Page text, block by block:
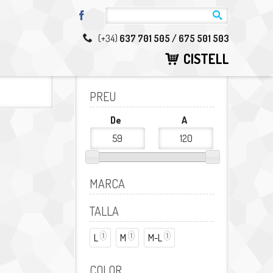
(+34) 637 701 505 / 675 501 503
CISTELL
PREU
De A
MARCA
TALLA
L 1 Aplicar el filtre L
M 1 Aplicar el filtre M
M-L 1